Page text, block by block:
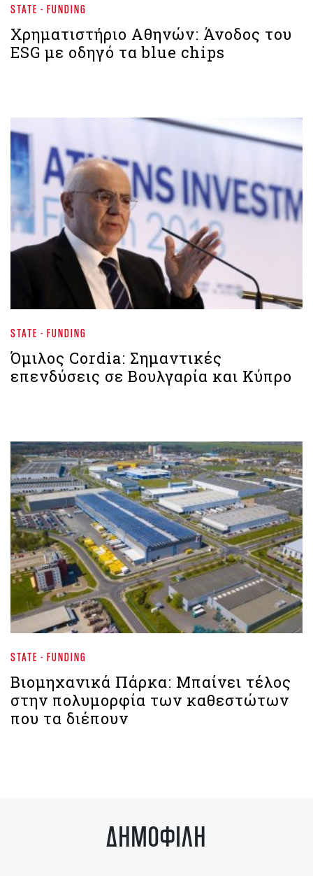
STATE - FUNDING
Χρηματιστήριο Aθηνών: Άνοδος του
ESG με οδηγό τα blue chips
STATE - FUNDING
Όμιλος Cordia: Σημαντικές
επενδύσεις σε Βουλγαρία και Κύπρο
STATE - FUNDING
Βιομηχανικά Πάρκα: Μπαίνει τέλος
στην πολυμορφία των καθεστώτων
που τα διέπουν
ΔΗΜΟΦΙΛΗ